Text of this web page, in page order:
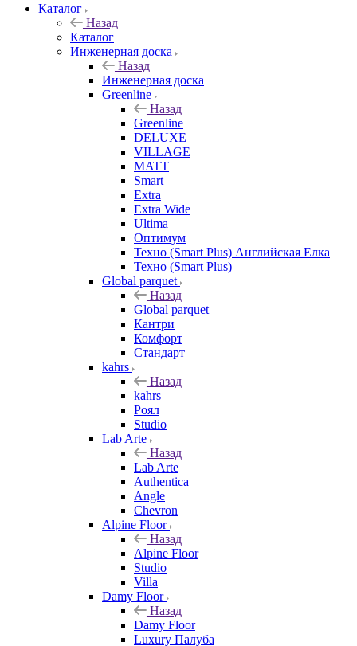
Каталог
Назад
Каталог
Инженерная доска
Назад
Инженерная доска
Greenline
Назад
Greenline
DELUXE
VILLAGE
MATT
Smart
Extra
Extra Wide
Ultima
Оптимум
Техно (Smart Plus) Английская Елка
Техно (Smart Plus)
Global parquet
Назад
Global parquet
Кантри
Комфорт
Стандарт
kahrs
Назад
kahrs
Роял
Studio
Lab Arte
Назад
Lab Arte
Authentica
Angle
Chevron
Alpine Floor
Назад
Alpine Floor
Studio
Villa
Damy Floor
Назад
Damy Floor
Luxury Палуба